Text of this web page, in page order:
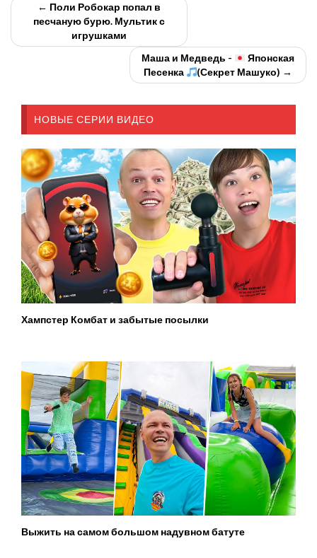
← Поли Робокар попал в
песчаную бурю. Мультик с
игрушками
Маша и Медведь -
Японская
Песенка
(Секрет Машуко) →
НОВЫЕ СЕРИИ ВИДЕО
Хампстер Комбат и забытые посылки
Выжить на самом большом надувном батуте